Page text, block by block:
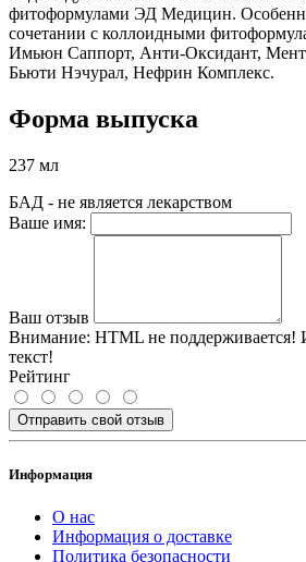
фитоформулами ЭД Медицин.
сочетании с коллоидными
Имьюн Саппорт, Анти-Оксидант,
Бьюти Нэчурал, Нефрин Комплекс.
Форма выпуска
237 мл
БАД - не является лекарством
Ваше имя:
Ваш отзыв
Внимание: HTML не поддерживается!
текст!
Рейтинг
Отправить свой отзыв
Информация
О нас
Информация о доставке
Политика безопасности